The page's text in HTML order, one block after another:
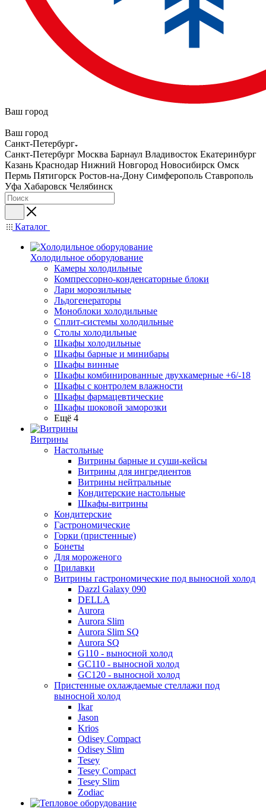
Ваш город
Ваш город
Санкт-Петербург
Санкт-Петербург Москва Барнаул Владивосток Екатеринбург
Казань Краснодар Нижний Новгород Новосибирск Омск
Пермь Пятигорск Ростов-на-Дону Симферополь Ставрополь
Уфа Хабаровск Челябинск
Каталог
Холодильное оборудование
Камеры холодильные
Компрессорно-конденсаторные блоки
Лари морозильные
Льдогенераторы
Моноблоки холодильные
Сплит-системы холодильные
Столы холодильные
Шкафы холодильные
Шкафы барные и минибары
Шкафы винные
Шкафы комбинированные двухкамерные +6/-18
Шкафы с контролем влажности
Шкафы фармацевтические
Шкафы шоковой заморозки
Ещё 4
Витрины
Настольные
Витрины барные и суши-кейсы
Витрины для ингредиентов
Витрины нейтральные
Кондитерские настольные
Шкафы-витрины
Кондитерские
Гастрономические
Горки (пристенные)
Бонеты
Для мороженого
Прилавки
Витрины гастрономические под выносной холод
Dazzl Galaxy 090
DELLA
Aurora
Aurora Slim
Aurora Slim SQ
Aurora SQ
G110 - выносной холод
GC110 - выносной холод
GC120 - выносной холод
Пристенные охлаждаемые стеллажи под
выносной холод
Ikar
Jason
Krios
Odisey Compact
Odisey Slim
Tesey
Tesey Compact
Tesey Slim
Zodiac